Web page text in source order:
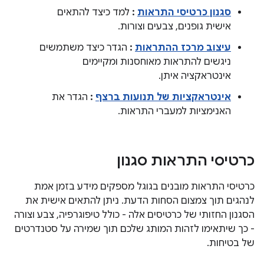
סגנון כרטיסי התראות : למד כיצד להתאים
אישית גופנים, צבעים וצורות.
עיצוב מרכז ההתראות : הגדר כיצד משתמשים
ניגשים להתראות מאוחסנות ומקיימים
אינטראקציה איתן.
אינטראקציות של תנועות ברצף : הגדר את
האנימציות למעברי התראות.
כרטיסי התראות סגנון
כרטיסי התראות מובנים בגוגל מספקים מידע בזמן אמת
לנהגים תוך צמצום הסחות הדעת. ניתן להתאים אישית את
הסגנון החזותי של כרטיסים אלה - כולל טיפוגרפיה, צבע וצורה
- כך שיתאימו לזהות המותג שלכם תוך שמירה על סטנדרטים
של בטיחות.